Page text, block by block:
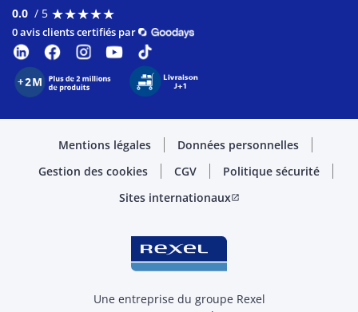
0.0 / 5 ★★★★★
★★★★★
0 avis clients certifiés par
Mentions légales
Données personnelles
Gestion des cookies
CGV
Politique sécurité
Sites internationauxopen_in_new
Une entreprise du groupe Rexel